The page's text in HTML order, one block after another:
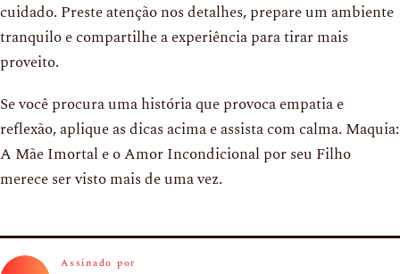
cuidado. Preste atenção nos detalhes, prepare um ambiente
tranquilo e compartilhe a experiência para tirar mais
proveito.
Se você procura uma história que provoca empatia e
reflexão, aplique as dicas acima e assista com calma. Maquia:
A Mãe Imortal e o Amor Incondicional por seu Filho
merece ser visto mais de uma vez.
Assinado por